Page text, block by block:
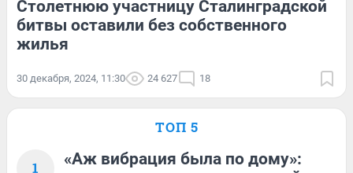
Столетнюю участницу Сталинградской
битвы оставили без собственного
жилья
30 декабря, 2024, 11:30 24 627 18
ТОП 5
1
«Аж вибрация была по дому»: